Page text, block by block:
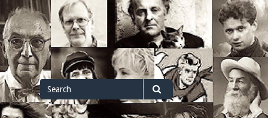
Skip
to
content
Search
for
Search